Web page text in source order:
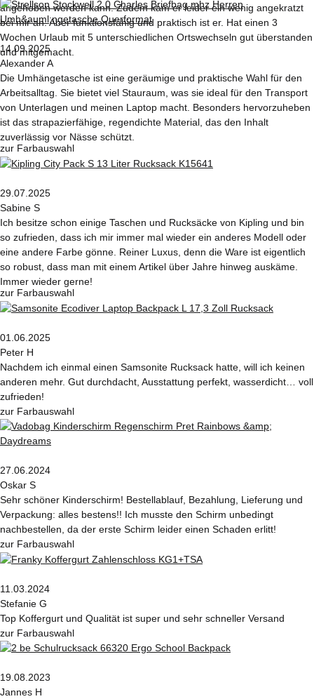
angehoben werden kann. Zudem kam er leider ein wenig angekratzt
bei mir an. Aber funktionsfähig und praktisch ist er. Hat einen 3
Wochen Urlaub mit 5 unterschiedlichen Ortswechseln gut überstanden
und mitgemacht.
14.09.2025
Alexander A
Die Umhängetasche ist eine geräumige und praktische Wahl für den
Arbeitsalltag. Sie bietet viel Stauraum, was sie ideal für den Transport
von Unterlagen und meinen Laptop macht. Besonders hervorzuheben
ist das strapazierfähige, regendichte Material, das den Inhalt
zuverlässig vor Nässe schützt.
zur Farbauswahl
29.07.2025
Sabine S
Ich besitze schon einige Taschen und Rucksäcke von Kipling und bin
so zufrieden, dass ich mir immer mal wieder ein anderes Modell oder
eine andere Farbe gönne. Reiner Luxus, denn die Ware ist eigentlich
so robust, dass man mit einem Artikel über Jahre hinweg auskäme.
Immer wieder gerne!
zur Farbauswahl
01.06.2025
Peter H
Nachdem ich einmal einen Samsonite Rucksack hatte, will ich keinen
anderen mehr. Gut durchdacht, Ausstattung perfekt, wasserdicht… voll
zufrieden!
zur Farbauswahl
27.06.2024
Oskar S
Sehr schöner Kinderschirm! Bestellablauf, Bezahlung, Lieferung und
Verpackung: alles bestens!! Ich musste den Schirm unbedingt
nachbestellen, da der erste Schirm leider einen Schaden erlitt!
zur Farbauswahl
11.03.2024
Stefanie G
Top Koffergurt und Qualität ist super und sehr schneller Versand
zur Farbauswahl
19.08.2023
Jannes H